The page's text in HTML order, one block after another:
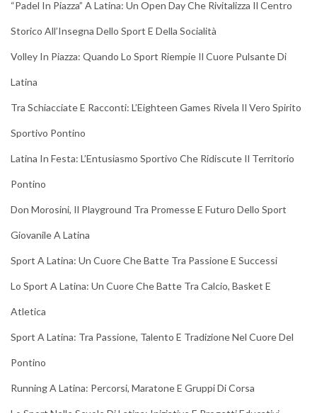
“Padel In Piazza” A Latina: Un Open Day Che Rivitalizza Il Centro
Storico All’Insegna Dello Sport E Della Socialità
Volley In Piazza: Quando Lo Sport Riempie Il Cuore Pulsante Di
Latina
Tra Schiacciate E Racconti: L’Eighteen Games Rivela Il Vero Spirito
Sportivo Pontino
Latina In Festa: L’Entusiasmo Sportivo Che Ridiscute Il Territorio
Pontino
Don Morosini, Il Playground Tra Promesse E Futuro Dello Sport
Giovanile A Latina
Sport A Latina: Un Cuore Che Batte Tra Passione E Successi
Lo Sport A Latina: Un Cuore Che Batte Tra Calcio, Basket E
Atletica
Sport A Latina: Tra Passione, Talento E Tradizione Nel Cuore Del
Pontino
Running A Latina: Percorsi, Maratone E Gruppi Di Corsa